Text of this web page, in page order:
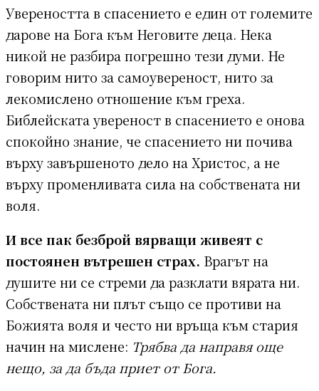
Увереността в спасението е един от големите
дарове на Бога към Неговите деца. Нека
никой не разбира погрешно тези думи. Не
говорим нито за самоувереност, нито за
лекомислено отношение към греха.
Библейската увереност в спасението е онова
спокойно знание, че спасението ни почива
върху завършеното дело на Христос, а не
върху променливата сила на собствената ни
воля.
И все пак безброй вярващи живеят с
постоянен вътрешен страх. Врагът на
душите ни се стреми да разклати вярата ни.
Собствената ни плът също се противи на
Божията воля и често ни връща към стария
начин на мислене: Трябва да направя още
нещо, за да бъда приет от Бога.